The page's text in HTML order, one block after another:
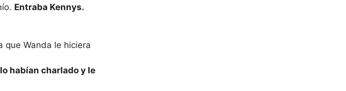
Entraba Kennys.
habían charlado y le